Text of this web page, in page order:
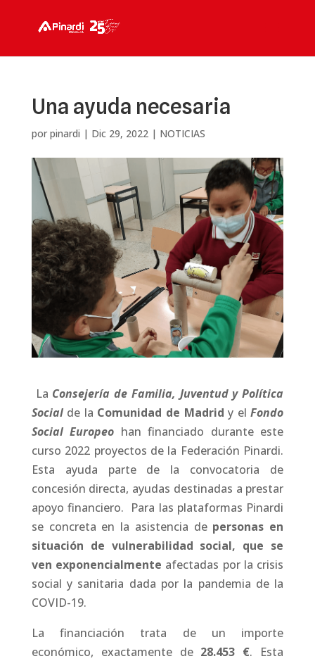
Una ayuda necesaria
por pinardi | Dic 29, 2022| NOTICIAS
La Consejería de Familia, Juventud y Política
Social de la Comunidad de Madridy elFondo
Social Europeo han financiado durante este
curso 2022 proyectos de la Federación Pinardi.
Esta ayuda parte de la convocatoria de
concesión directa, ayudas destinadas a prestar
apoyo financiero. Para las plataformas Pinardi
se concreta en la asistencia de personas en
situación de vulnerabilidad social, que se
ven exponencialmente afectadas por la crisis
social y sanitaria dada por la pandemia de la
COVID-19.
La financiación trata de un importe
económico, exactamente de28.453 €. Esta